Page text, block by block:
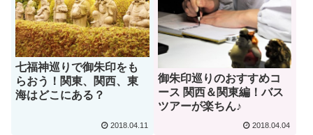
七福神巡りで御朱印をも
らおう！関東、関西、東
海はどこにある？
2018.04.11
御朱印巡りのおすすめコ
ース 関西＆関東編！バス
ツアーが楽ちん♪
2018.04.04